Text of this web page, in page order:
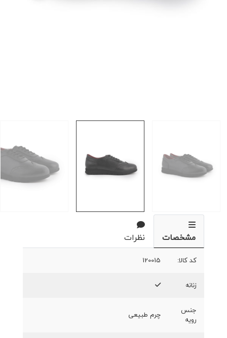
مشخصات نظرات
کد کالا: 120015
زنانه
جنس
رویه
چرم طبیعی